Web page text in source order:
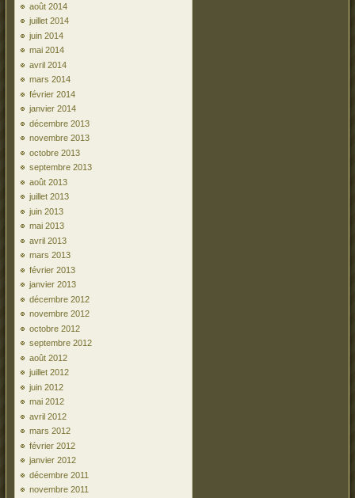
août 2014
juillet 2014
juin 2014
mai 2014
avril 2014
mars 2014
février 2014
janvier 2014
décembre 2013
novembre 2013
octobre 2013
septembre 2013
août 2013
juillet 2013
juin 2013
mai 2013
avril 2013
mars 2013
février 2013
janvier 2013
décembre 2012
novembre 2012
octobre 2012
septembre 2012
août 2012
juillet 2012
juin 2012
mai 2012
avril 2012
mars 2012
février 2012
janvier 2012
décembre 2011
novembre 2011